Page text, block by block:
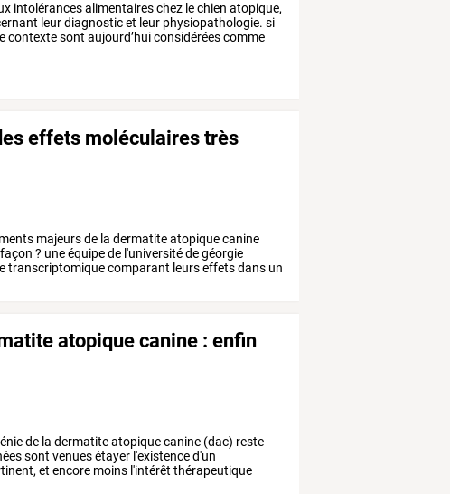
intolérancesalimentaireschez lechien atopique,
leurdiagnosticet leur physiopathologie. si
contextesont aujourd’huiconsidéréescomme
effets moléculaires très
majeursde la dermatiteatopiquecanine
façon ? uneéquipede l'universitédegéorgie
transcriptomiquecomparant leurseffetsdans un
atopique canine : enfin
de la dermatiteatopiquecanine (dac) reste
sont venuesétayer l'existenced'un
et encore moins l'intérêt thérapeutique